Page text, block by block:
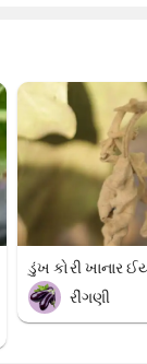
ડુંખ કોરી ખાનાર
રીંગણી